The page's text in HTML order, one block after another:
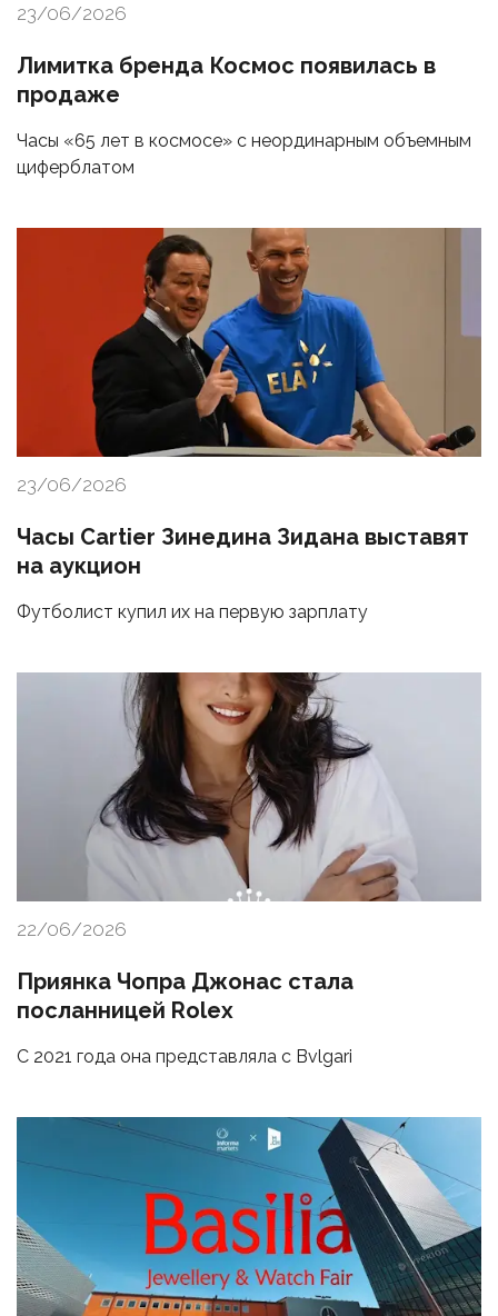
23/06/2026
Лимитка бренда Космос появилась в
продаже
Часы «65 лет в космосе» с неординарным объемным
циферблатом
23/06/2026
Часы Cartier Зинедина Зидана выставят
на аукцион
Футболист купил их на первую зарплату
22/06/2026
Приянка Чопра Джонас стала
посланницей Rolex
С 2021 года она представляла с Bvlgari